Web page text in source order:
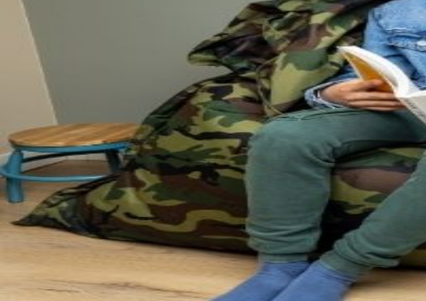
VERHALEN
Wil je weten hoe andere kinderen en jongeren
DOORZOEK DE VERHALEN